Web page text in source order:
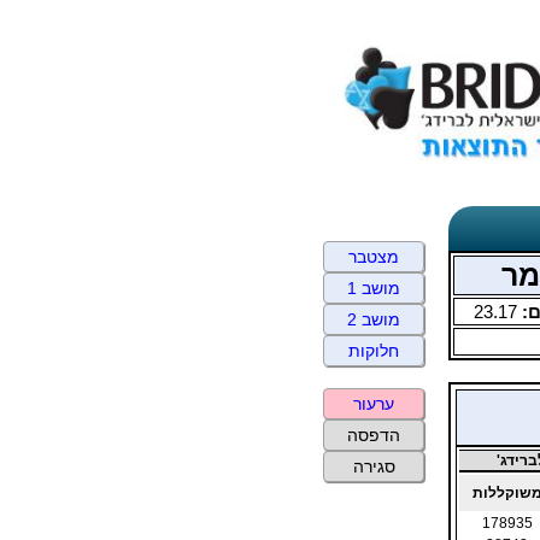
23.17
משוקללות
178935
מצטבר
מושב 1
מושב 2
חלוקות
ערעור
הדפסה
סגירה